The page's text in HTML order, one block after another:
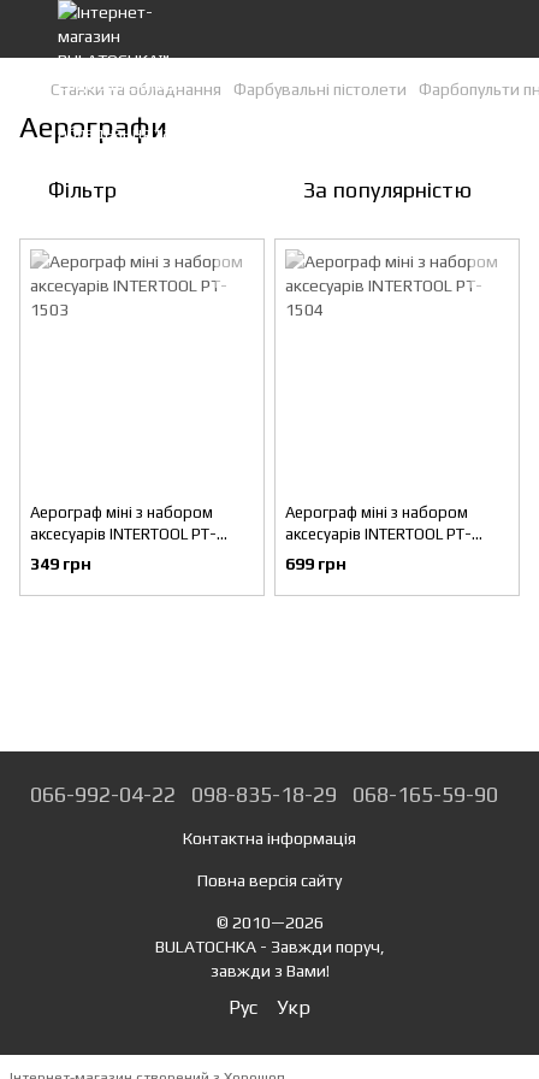
Станки та обладнання Фарбувальні пістолети Фарбопульти
Аерографи
Фільтр За популярністю
Аерограф міні з набором
аксесуарів INTERTOOL PT-
1503
349 грн
Аерограф міні з набором
аксесуарів INTERTOOL PT-
1504
699 грн
066-992-04-22 098-835-18-29 068-165-59-90
Контактна інформація
Повна версія сайту
© 2010—2026
BULATOCHKA - Завжди поруч,
завжди з Вами!
Рус Укр